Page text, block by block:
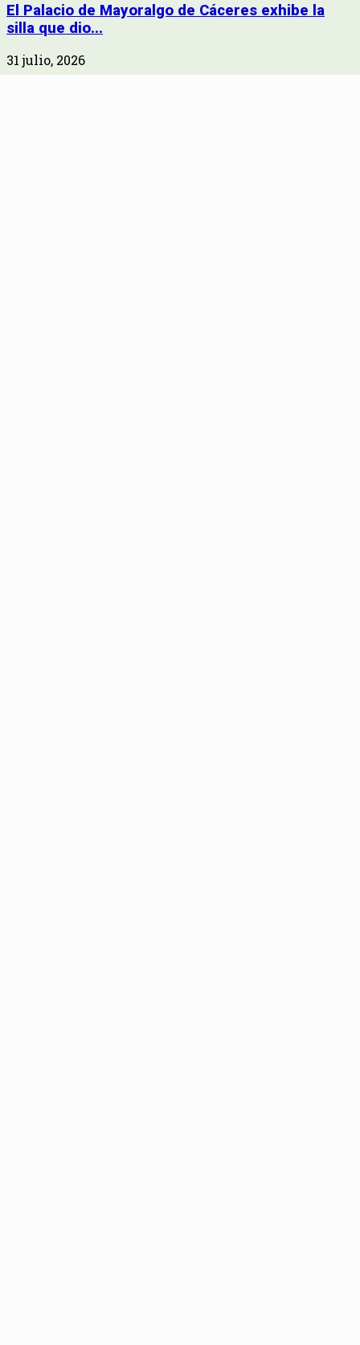
El Palacio de Mayoralgo de Cáceres exhibe la
silla que dio...
31 julio, 2026